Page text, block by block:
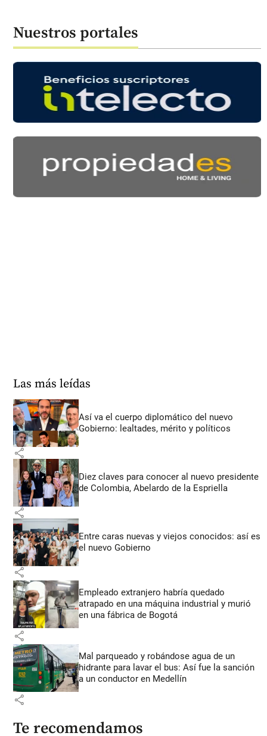
Nuestros portales
Las más leídas
Así va el cuerpo diplomático del nuevo
Gobierno: lealtades, mérito y políticos
share
Diez claves para conocer al nuevo presidente
de Colombia, Abelardo de la Espriella
share
Entre caras nuevas y viejos conocidos: así es
el nuevo Gobierno
share
Empleado extranjero habría quedado
atrapado en una máquina industrial y murió
en una fábrica de Bogotá
share
Mal parqueado y robándose agua de un
hidrante para lavar el bus: Así fue la sanción
a un conductor en Medellín
share
Te recomendamos